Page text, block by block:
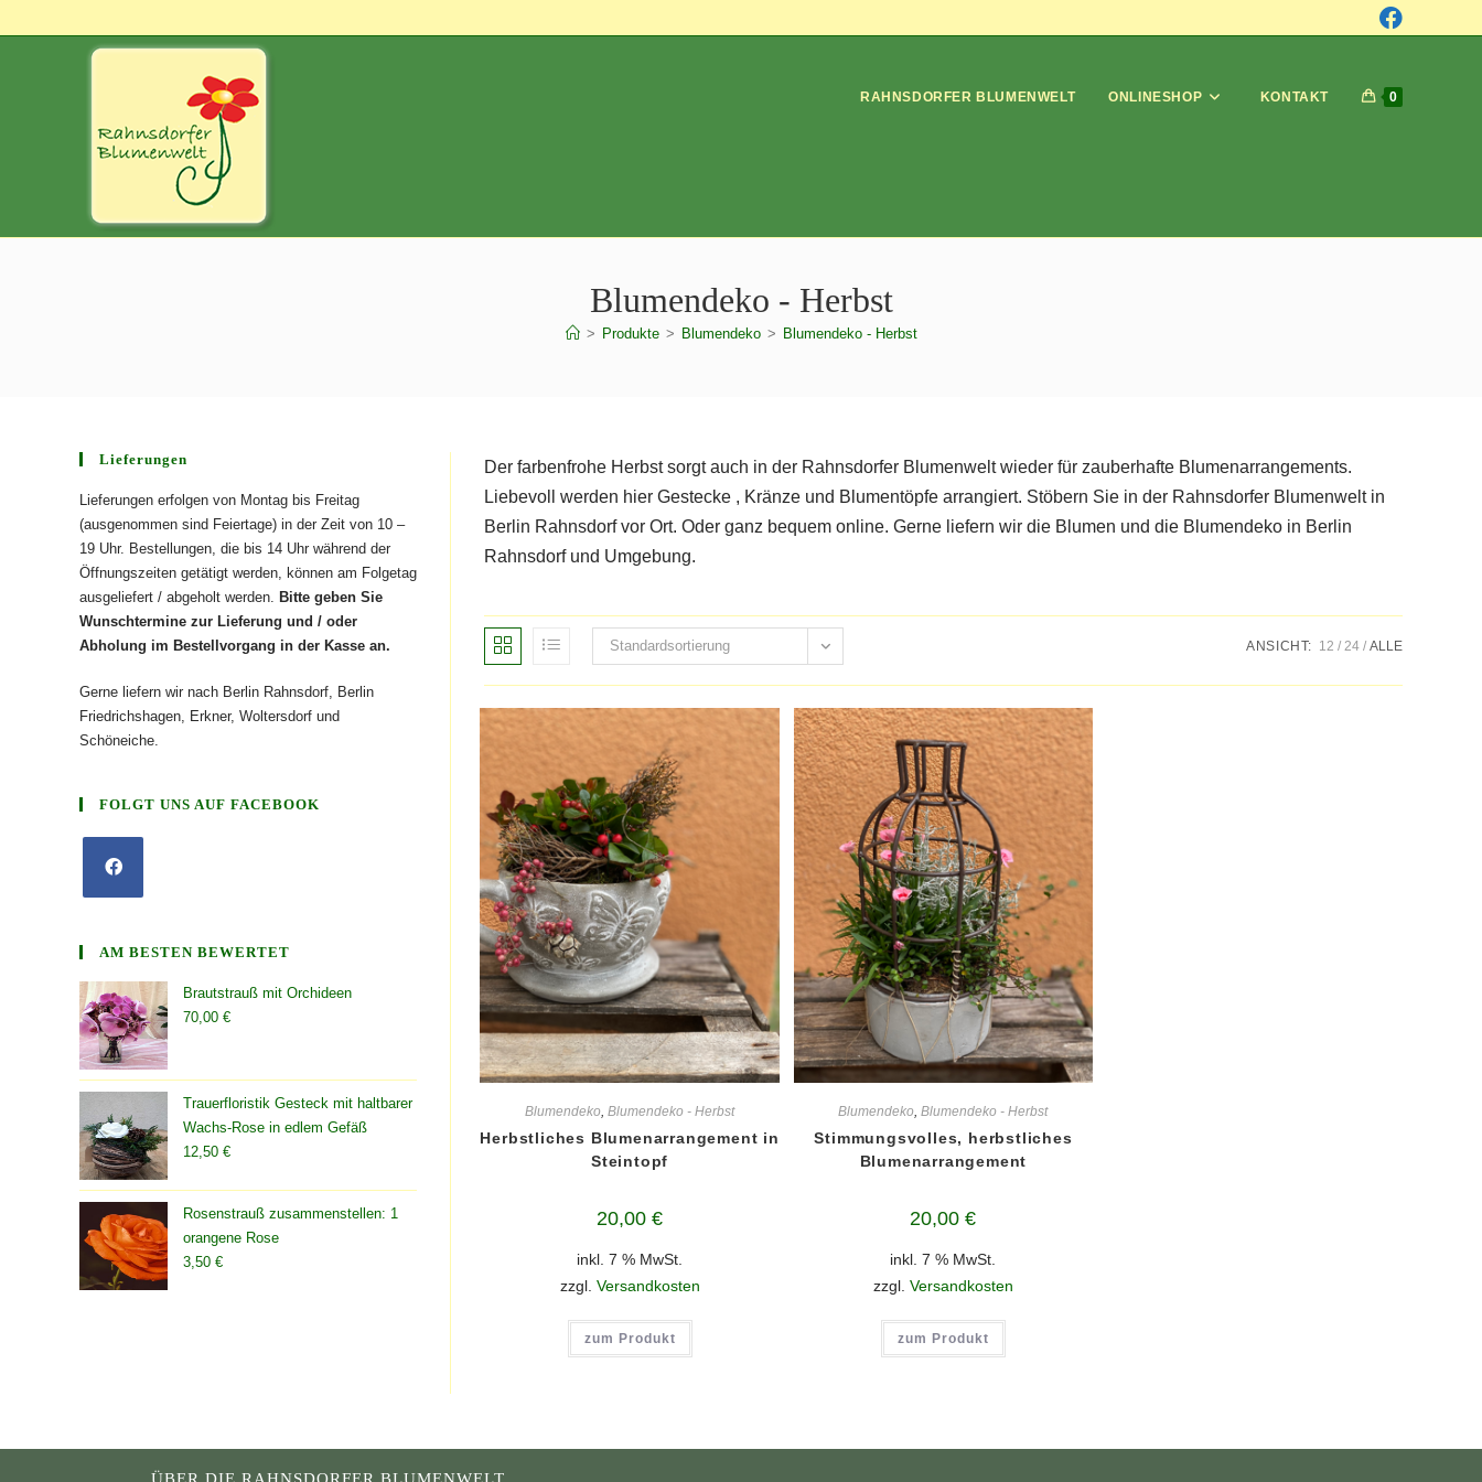
RAHNSDORFER BLUMENWELT ONLINESHOP KONTAKT 0
Blumendeko - Herbst
> Produkte > Blumendeko > Blumendeko - Herbst
Der farbenfrohe Herbst sorgt auch in der Rahnsdorfer Blumenwelt wieder für zauberhafte Blumenarrangements.
Liebevoll werden hier Gestecke , Kränze und Blumentöpfe arrangiert. Stöbern Sie in der Rahnsdorfer Blumenwelt in
Berlin Rahnsdorf vor Ort. Oder ganz bequem online. Gerne liefern wir die Blumen und die Blumendeko in Berlin
Rahnsdorf und Umgebung.
Standardsortierung ANSICHT: 12 24 ALLE
Blumendeko,Blumendeko - Herbst
Herbstliches Blumenarrangement in
Steintopf
20,00€
inkl. 7 % MwSt.
zzgl. Versandkosten
zum Produkt
Blumendeko,Blumendeko - Herbst
Stimmungsvolles, herbstliches
Blumenarrangement
20,00€
inkl. 7 % MwSt.
zzgl. Versandkosten
zum Produkt
Lieferungen
Lieferungen erfolgen von Montag bis Freitag
(ausgenommen sind Feiertage) in der Zeit von 10 –
19 Uhr. Bestellungen, die bis 14 Uhr während der
Öffnungszeiten getätigt werden, können am Folgetag
ausgeliefert / abgeholt werden. Bitte geben Sie
Wunschtermine zur Lieferung und / oder
Abholung im Bestellvorgang in der Kasse an.
Gerne liefern wir nach Berlin Rahnsdorf, Berlin
Friedrichshagen, Erkner, Woltersdorf und
Schöneiche.
FOLGT UNS AUF FACEBOOK
AM BESTEN BEWERTET
Brautstrauß mit Orchideen
70,00 €
Trauerfloristik Gesteck mit haltbarer
Wachs-Rose in edlem Gefäß
12,50 €
Rosenstrauß zusammenstellen: 1
orangene Rose
3,50 €
ÜBER DIE RAHNSDORFER BLUMENWELT